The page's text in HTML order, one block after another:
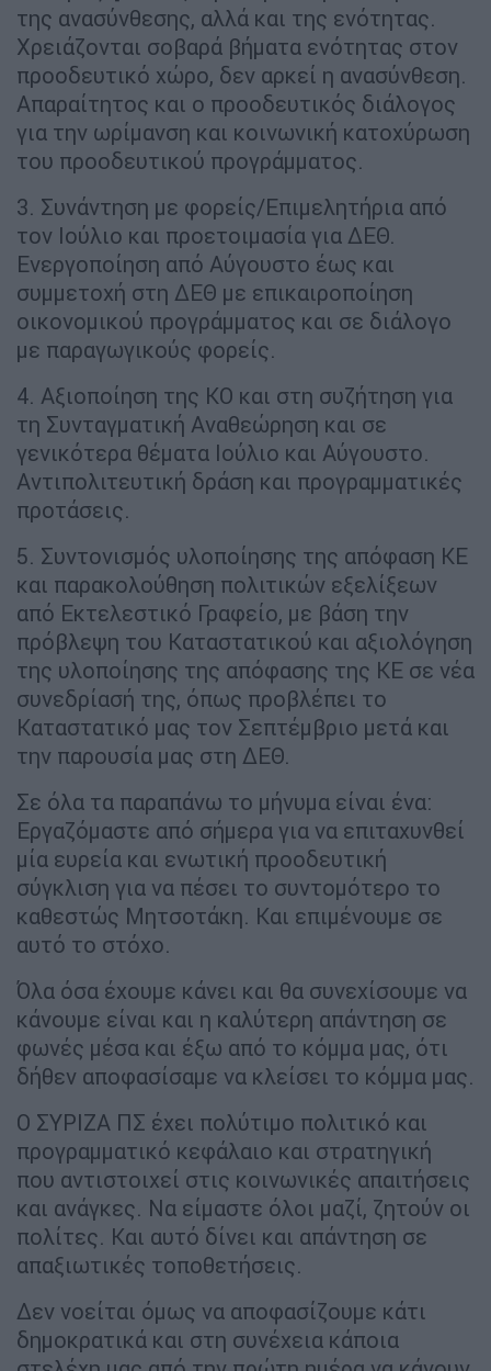
της ανασύνθεσης, αλλά και της ενότητας.
Χρειάζονται σοβαρά βήματα ενότητας στον
προοδευτικό χώρο, δεν αρκεί η ανασύνθεση.
Απαραίτητος και ο προοδευτικός διάλογος
για την ωρίμανση και κοινωνική κατοχύρωση
του προοδευτικού προγράμματος.
3. Συνάντηση με φορείς/Επιμελητήρια από
τον Ιούλιο και προετοιμασία για ΔΕΘ.
Ενεργοποίηση από Αύγουστο έως και
συμμετοχή στη ΔΕΘ με επικαιροποίηση
οικονομικού προγράμματος και σε διάλογο
με παραγωγικούς φορείς.
4. Αξιοποίηση της ΚΟ και στη συζήτηση για
τη Συνταγματική Αναθεώρηση και σε
γενικότερα θέματα Ιούλιο και Αύγουστο.
Αντιπολιτευτική δράση και προγραμματικές
προτάσεις.
5. Συντονισμός υλοποίησης της απόφαση ΚΕ
και παρακολούθηση πολιτικών εξελίξεων
από Εκτελεστικό Γραφείο, με βάση την
πρόβλεψη του Καταστατικού και αξιολόγηση
της υλοποίησης της απόφασης της ΚΕ σε νέα
συνεδρίασή της, όπως προβλέπει το
Καταστατικό μας τον Σεπτέμβριο μετά και
την παρουσία μας στη ΔΕΘ.
Σε όλα τα παραπάνω το μήνυμα είναι ένα:
Εργαζόμαστε από σήμερα για να επιταχυνθεί
μία ευρεία και ενωτική προοδευτική
σύγκλιση για να πέσει το συντομότερο το
καθεστώς Μητσοτάκη. Και επιμένουμε σε
αυτό το στόχο.
Όλα όσα έχουμε κάνει και θα συνεχίσουμε να
κάνουμε είναι και η καλύτερη απάντηση σε
φωνές μέσα και έξω από το κόμμα μας, ότι
δήθεν αποφασίσαμε να κλείσει το κόμμα μας.
Ο ΣΥΡΙΖΑ ΠΣ έχει πολύτιμο πολιτικό και
προγραμματικό κεφάλαιο και στρατηγική
που αντιστοιχεί στις κοινωνικές απαιτήσεις
και ανάγκες. Να είμαστε όλοι μαζί, ζητούν οι
πολίτες. Και αυτό δίνει και απάντηση σε
απαξιωτικές τοποθετήσεις.
Δεν νοείται όμως να αποφασίζουμε κάτι
δημοκρατικά και στη συνέχεια κάποια